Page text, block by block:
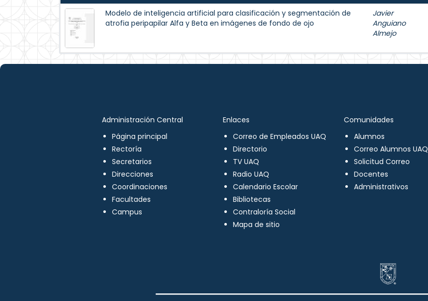
Modelo de inteligencia artificial para clasificación y segmentación de
atrofia peripapilar Alfa y Beta en imágenes de fondo de ojo
Javier
Anguiano
Almejo
Administración Central
Página principal
Rectoría
Secretarios
Direcciones
Coordinaciones
Facultades
Campus
Enlaces
Correo de Empleados UAQ
Directorio
TV UAQ
Radio UAQ
Calendario Escolar
Bibliotecas
Contraloría Social
Mapa de sitio
Comunidades
Alumnos
Correo Alumnos UAQ
Solicitud Correo
Docentes
Administrativos